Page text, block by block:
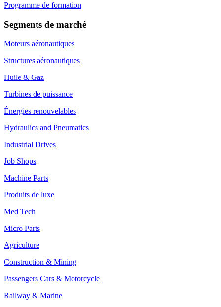
Programme de formation
Segments de marché
Moteurs aéronautiques
Structures aéronautiques
Huile & Gaz
Turbines de puissance
Énergies renouvelables
Hydraulics and Pneumatics
Industrial Drives
Job Shops
Machine Parts
Produits de luxe
Med Tech
Micro Parts
Agriculture
Construction & Mining
Passengers Cars & Motorcycle
Railway & Marine